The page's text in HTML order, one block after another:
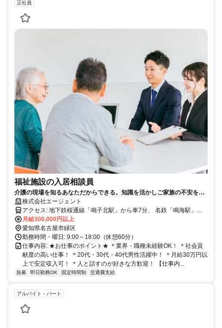
正社員
福祉施設の入居相談員
介護の現場を知るあなただからできる。知識を活かしご家族の不安を支
える入居相談のプロを目指しませんか。
株式会社エージェント
アクセス: 地下鉄桜通線「鳴子北駅」から車7分、 名鉄「鳴海駅」か
ら車7分、バス停「鹿山」から徒歩3分、 バス停「池上」から徒歩0分
※転勤はありません。
月給300,000円以上
愛知県名古屋市緑区
勤務時間・曜日: 9:00～18:00（休憩60分）
仕事内容: ★お仕事のポイント★ ＊業界・職種未経験OK！ ＊社会貢
献度の高い仕事！ ＊20代・30代・40代男性活躍中！ ＊月給30万円以
上で安定収入可！ ＊人と話すのが好きな方歓迎！ 【仕事内...
急募 即日勤務OK 固定時間制 交通費支給
アルバイト・パート